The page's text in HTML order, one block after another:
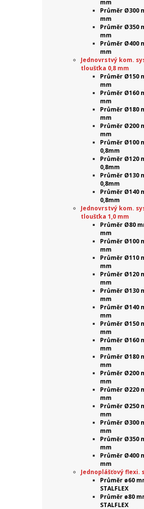
mm
Průměr Ø300
mm
Průměr Ø350
mm
Průměr Ø400
mm
Jednovrstvý kom.
tloušťka 0,8 mm
Průměr Ø150
mm
Průměr Ø160
mm
Průměr Ø180
mm
Průměr Ø200
mm
Průměr Ø100
0,8mm
Průměr Ø120
0,8mm
Průměr Ø130
0,8mm
Průměr Ø140
0,8mm
Jednovrstvý kom.
tloušťka 1,0 mm
Průměr Ø80
mm
Průměr Ø100
mm
Průměr Ø110
mm
Průměr Ø120
mm
Průměr Ø130
mm
Průměr Ø140
mm
Průměr Ø150
mm
Průměr Ø160
mm
Průměr Ø180
mm
Průměr Ø200
mm
Průměr Ø220
mm
Průměr Ø250
mm
Průměr Ø300
mm
Průměr Ø350
mm
Průměr Ø400
mm
Jednoplášťový flexi.
Průměr ø60
STALFLEX
Průměr ø80
STALFLEX